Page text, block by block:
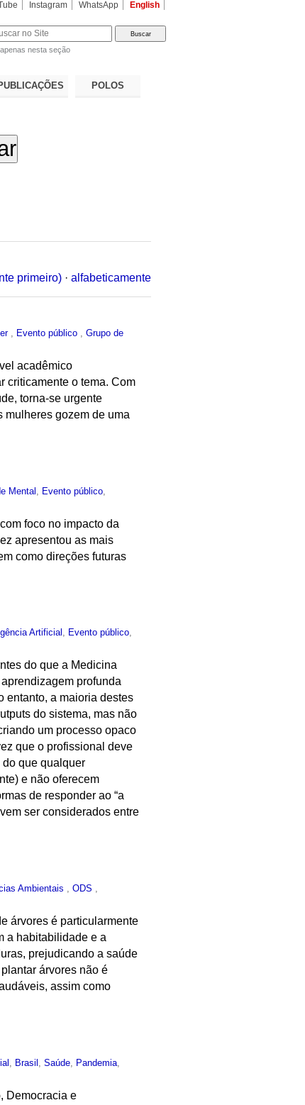
Instagram WhatsApp English
apenas nesta seção
POLOS
primeiro) · alfabeticamente
Evento público ,Grupo de
acadêmico
criticamente o tema. Com
torna-se urgente
mulheres gozem de uma
Mental Evento público
foco no impacto da
apresentou as mais
como direções futuras
Artificial, Evento público,
do que a Medicina
profunda
entanto, a maioria destes
do sistema, mas não
um processo opaco
que o profissional deve
que qualquer
e não oferecem
de responder ao “a
ser considerados entre
Ambientais ,ODS ,
árvores é particularmente
a habitabilidade e a
prejudicando a saúde
árvores não é
assim como
Brasil ,Saúde Pandemia
Democracia e